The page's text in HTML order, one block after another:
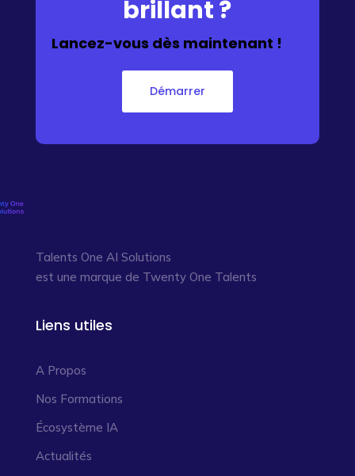
brillant ?
Lancez-vous dès maintenant !
Démarrer
Talents One AI Solutions
est une marque de Twenty One Talents
Liens utiles
A Propos
Nos Formations
Écosystème IA
Actualités